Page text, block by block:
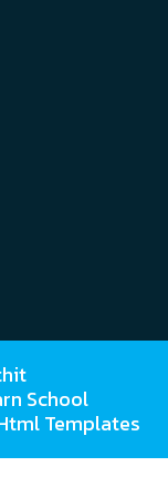
School
Templates